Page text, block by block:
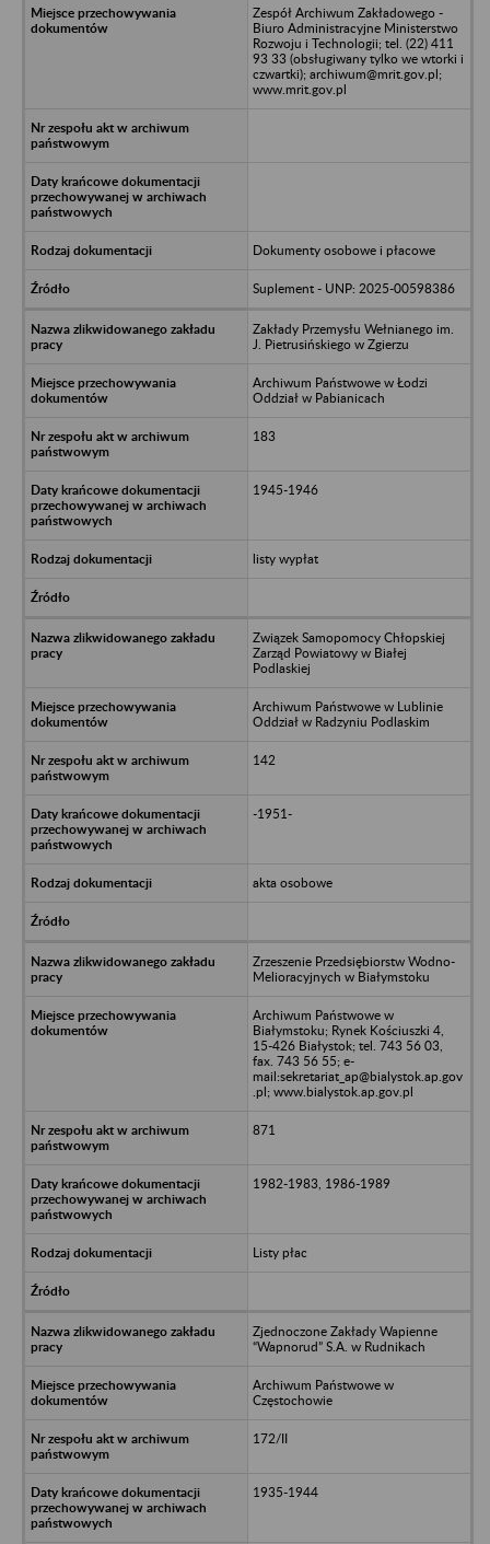
Zespół Archiwum Zakładowego -
Biuro Administracyjne Ministerstwo
Rozwoju i Technologii; tel. (22) 411
93 33 (obsługiwany tylko we wtorki i
czwartki); archiwum@mrit.gov.pl;
www.mrit.gov.pl
Dokumenty osobowe i płacowe
Suplement - UNP: 2025-00598386
Zakłady Przemysłu Wełnianego im.
J. Pietrusińskiego w Zgierzu
Archiwum Państwowe w Łodzi
Oddział w Pabianicach
183
1945-1946
listy wypłat
Związek Samopomocy Chłopskiej
Zarząd Powiatowy w Białej
Podlaskiej
Archiwum Państwowe w Lublinie
Oddział w Radzyniu Podlaskim
142
-1951-
akta osobowe
Zrzeszenie Przedsiębiorstw Wodno-
Melioracyjnych w Białymstoku
Archiwum Państwowe w
Białymstoku; Rynek Kościuszki 4,
15-426 Białystok; tel. 743 56 03,
fax. 743 56 55; e-
mail:sekretariat_ap@bialystok.ap.gov
.pl; www.bialystok.ap.gov.pl
871
1982-1983, 1986-1989
Listy płac
Zjednoczone Zakłady Wapienne
“Wapnorud” S.A. w Rudnikach
Archiwum Państwowe w
Częstochowie
172/II
1935-1944